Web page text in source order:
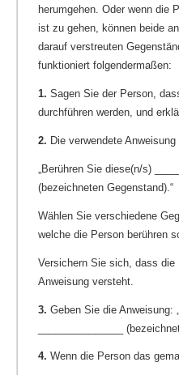
herumgehen. Oder wenn die
ist zu gehen, können beide
darauf verstreuten
funktioniert folgendermaßen:
1. Sagen Sie der Person,
durchführen werden, und
2. Die verwendete Anweisung
„Berühren Sie diese(n/s)
(bezeichneten Gegenstand).“
Wählen Sie verschiedene
welche die Person berühren
Versichern Sie sich, dass die
Anweisung versteht.
3. Geben Sie die Anweisung:
_______________
4. Wenn die Person das